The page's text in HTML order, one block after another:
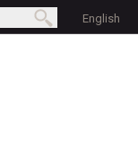
form
بحث English